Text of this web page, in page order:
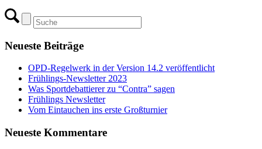
Neueste Beiträge
OPD-Regelwerk in der Version 14.2 veröffentlicht
Frühlings-Newsletter 2023
Was Sportdebattierer zu “Contra” sagen
Frühlings Newsletter
Vom Eintauchen ins erste Großturnier
Neueste Kommentare